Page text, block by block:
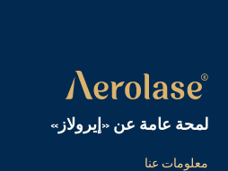
لمحة عامة عن «إيرولاز»
معلومات عنا